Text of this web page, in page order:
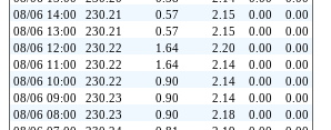
08/06 14:00
230.21 0.57 2.15 0.00
0.00
08/06 13:00
230.21 0.57 2.15 0.00
0.00
08/06 12:00
230.22 1.64 2.20 0.00
0.00
08/06 11:00
230.22 1.64 2.14 0.00
0.00
08/06 10:00
230.22 0.90 2.14 0.00
0.00
08/06 09:00
230.23 0.90 2.14 0.00
0.00
08/06 08:00
230.23 0.90 2.18 0.00
0.00